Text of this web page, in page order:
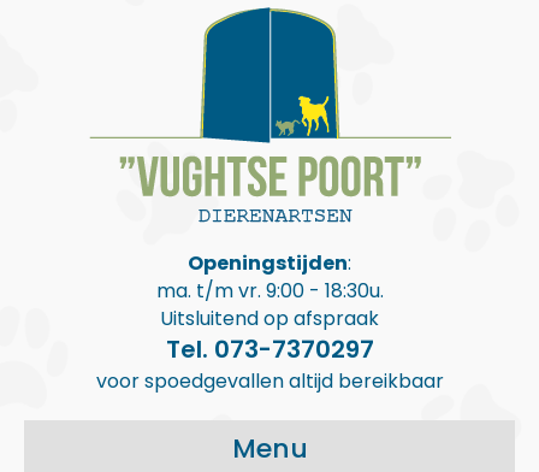
Openingstijden:
ma. t/m vr. 9:00 - 18:30u.
Uitsluitend op afspraak
Tel. 073-7370297
voor spoedgevallen altijd bereikbaar
Menu